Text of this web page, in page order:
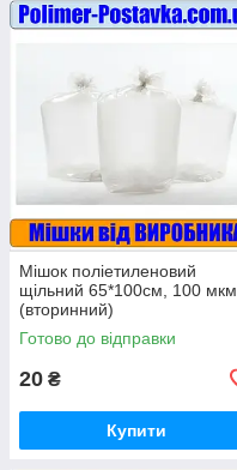
Мішок поліетиленовий
щільний 65*100см, 100 мкм
(вторинний)
Готово до відправки
20 ₴
Купити